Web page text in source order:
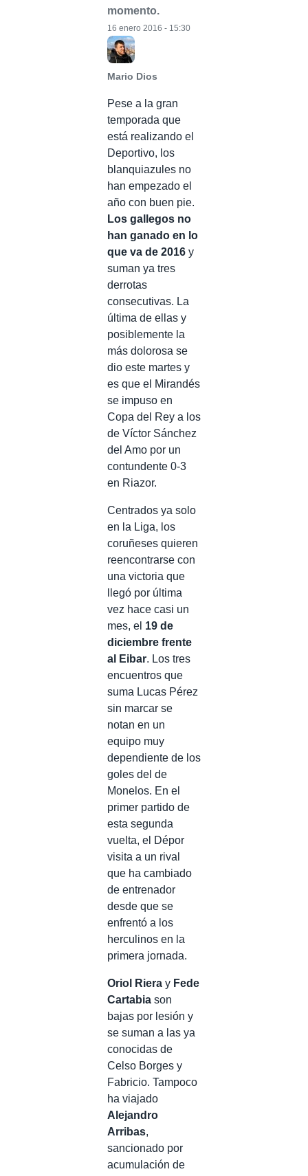
momento.
Mario Dios
16 enero 2016 - 15:30
Pese a la gran
temporada que
está realizando el
Deportivo, los
blanquiazules no
han empezado el
año con buen pie.
Los gallegos no
han ganado en lo
que va de 2016 y
suman ya tres
derrotas
consecutivas. La
última de ellas y
posiblemente la
más dolorosa se
dio este martes y
es que el Mirandés
se impuso en
Copa del Rey a los
de Víctor Sánchez
del Amo por un
contundente 0-3
en Riazor.
Centrados ya solo
en la Liga, los
coruñeses quieren
reencontrarse con
una victoria que
llegó por última
vez hace casi un
mes, el 19 de
diciembre frente
al Eibar. Los tres
encuentros que
suma Lucas Pérez
sin marcar se
notan en un
equipo muy
dependiente de los
goles del de
Monelos. En el
primer partido de
esta segunda
vuelta, el Dépor
visita a un rival
que ha cambiado
de entrenador
desde que se
enfrentó a los
herculinos en la
primera jornada.
Oriol Riera y Fede
Cartabia son
bajas por lesión y
se suman a las ya
conocidas de
Celso Borges y
Fabricio. Tampoco
ha viajado
Alejandro
Arribas,
sancionado por
acumulación de